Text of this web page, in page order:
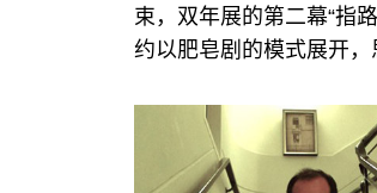
束，双年展的第二幕“指
约以肥皂剧的模式展开，